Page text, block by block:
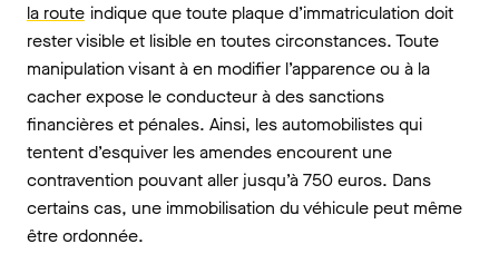
la route indique que toute plaque d’immatriculation doit
rester visible et lisible en toutes circonstances. Toute
manipulation visant à en modifier l’apparence ou à la
cacher expose le conducteur à des sanctions
financières et pénales. Ainsi, les automobilistes qui
tentent d’esquiver les amendes encourent une
contravention pouvant aller jusqu’à 750 euros. Dans
certains cas, une immobilisation du véhicule peut même
être ordonnée.